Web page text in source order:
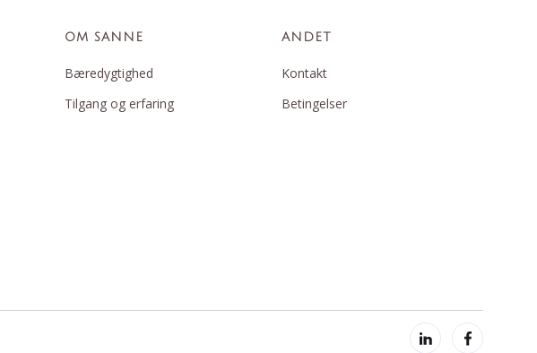
OM SANNE
Bæredygtighed
Tilgang og erfaring
ANDET
Kontakt
Betingelser